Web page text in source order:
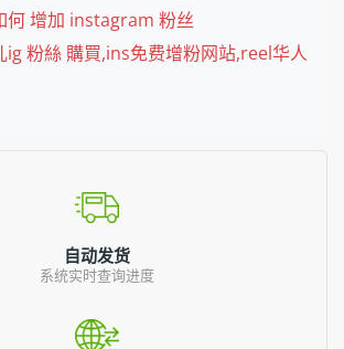
何 增加 instagram 粉丝
ig 粉絲 購買,ins免费增粉网站,reel华人
自动发货
系统实时查询进度